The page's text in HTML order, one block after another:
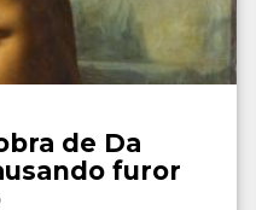
de Da
furor